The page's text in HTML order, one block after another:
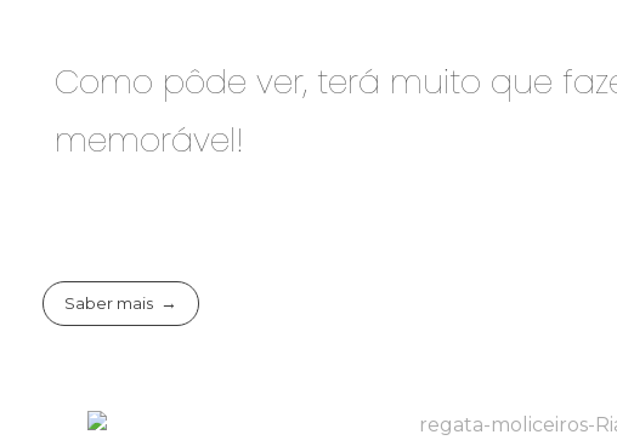
Como pôde ver, terá muito que
memorável!
Saber mais